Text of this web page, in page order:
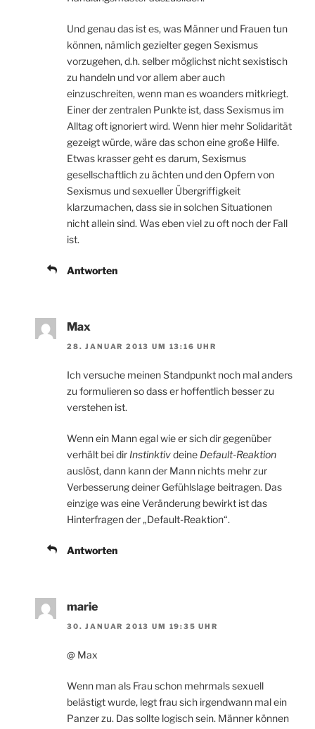
Und genau das ist es, was Männer und Frauen tun
können, nämlich gezielter gegen Sexismus
vorzugehen, d.h. selber möglichst nicht sexistisch
zu handeln und vor allem aber auch
einzuschreiten, wenn man es woanders mitkriegt.
Einer der zentralen Punkte ist, dass Sexismus im
Alltag oft ignoriert wird. Wenn hier mehr Solidarität
gezeigt würde, wäre das schon eine große Hilfe.
Etwas krasser geht es darum, Sexismus
gesellschaftlich zu ächten und den Opfern von
Sexismus und sexueller Übergriffigkeit
klarzumachen, dass sie in solchen Situationen
nicht allein sind. Was eben viel zu oft noch der Fall
ist.
Antworten
Max
28. JANUAR 2013 UM 13:16 UHR
Ich versuche meinen Standpunkt noch mal anders
zu formulieren so dass er hoffentlich besser zu
verstehen ist.
Wenn ein Mann egal wie er sich dir gegenüber
verhält bei dir Instinktivdeine Default-Reaktion
auslöst, dann kann der Mann nichts mehr zur
Verbesserung deiner Gefühlslage beitragen. Das
einzige was eine Veränderung bewirkt ist das
Hinterfragen der „Default-Reaktion“.
Antworten
marie
30. JANUAR 2013 UM 19:35 UHR
@ Max
Wenn man als Frau schon mehrmals sexuell
belästigt wurde, legt frau sich irgendwann mal ein
Panzer zu. Das sollte logisch sein. Männer können